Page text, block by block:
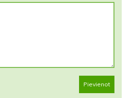
Pievienot